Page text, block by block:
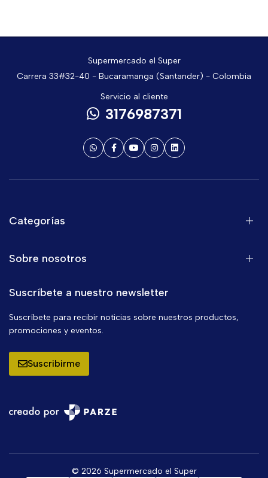
Supermercado el Super
Carrera 33#32-40 - Bucaramanga (Santander) - Colombia
Servicio al cliente
3176987371
Categorías
Sobre nosotros
Suscríbete a nuestro newsletter
Suscríbete para recibir noticias sobre nuestros productos,
promociones y eventos.
Suscribirme
© 2026 Supermercado el Super